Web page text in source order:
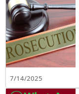
7/14/2025